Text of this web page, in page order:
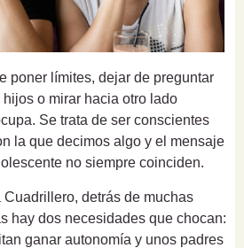
poner límites, dejar de preguntar
o mirar hacia otro lado
Se trata de ser conscientes
la que decimos algo y el mensaje
no siempre coinciden.
detrás de muchas
hay dos necesidades que chocan:
ganar autonomía y unos padres